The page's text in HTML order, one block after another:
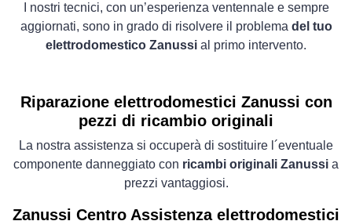
I nostri tecnici, con un’esperienza ventennale e sempre
aggiornati, sono in grado di risolvere il problema del tuo
elettrodomestico Zanussi al primo intervento.
Riparazione elettrodomestici Zanussi con
pezzi di ricambio originali
La nostra assistenza si occuperà di sostituire l´eventuale
componente danneggiato con ricambi originali Zanussi a
prezzi vantaggiosi.
Zanussi Centro Assistenza elettrodomestici